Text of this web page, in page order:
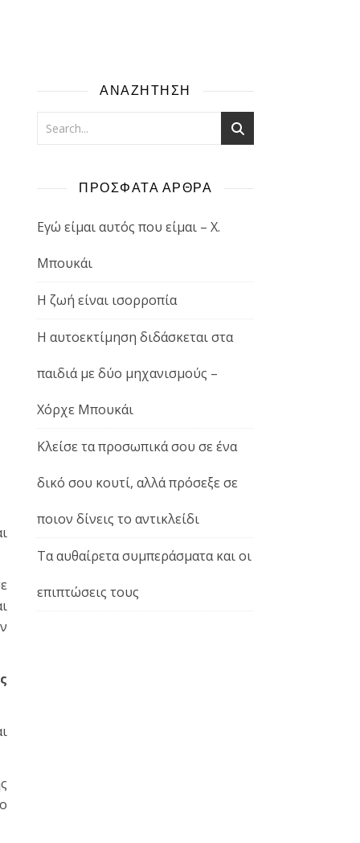
ΑΝΑΖΗΤΗΣΗ
ΠΡΟΣΦΑΤΑ ΑΡΘΡΑ
Εγώ είμαι αυτός που είμαι – Χ.
Μπουκάι
Η ζωή είναι ισορροπία
Η αυτοεκτίμηση διδάσκεται στα
παιδιά με δύο μηχανισμούς –
Χόρχε Μπουκάι
Κλείσε τα προσωπικά σου σε ένα
δικό σου κουτί, αλλά πρόσεξε σε
ποιον δίνεις το αντικλείδι
Τα αυθαίρετα συμπεράσματα και οι
επιπτώσεις τους